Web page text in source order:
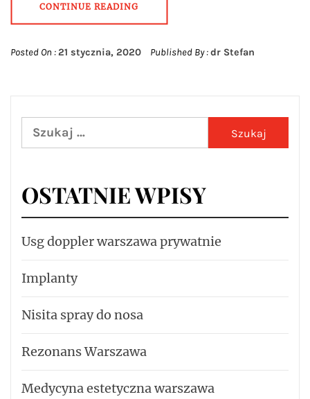
CONTINUE READING
Posted On :21 stycznia, 2020 Published By :dr Stefan
Szukaj:
OSTATNIE WPISY
Usg doppler warszawa prywatnie
Implanty
Nisita spray do nosa
Rezonans Warszawa
Medycyna estetyczna warszawa